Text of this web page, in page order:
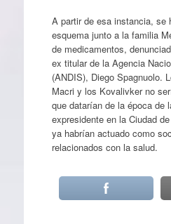
A partir de esa instancia, se
esquema junto a la familia
de medicamentos,
ex titular de la Agencia
(ANDIS), Diego Spagnuolo.
Macri y los Kovalivker no
que datarían de la época de
expresidente en la Ciudad
ya habrían actuado como
relacionados con la salud.